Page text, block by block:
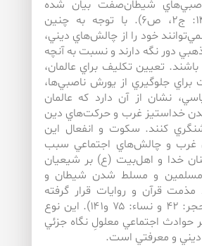
شيطان‌صفت بيان شده
است (مجلسي، ۱۴۰۳: ج۲، ص۶). با توجه به چنين
خود را از چالش‌هاي ديني،
دور نگه دارند و نسبت به آنچه
تعيين تكليف براي عالمان،
جلوگيري از يورش ناصبي‌ها،
نشان از آن دارد كه عالمان
خداستيز غرب و حركت‌هاي دين
كنند. سكوت و انفعال اين
غرب و چالش‌هاي اجتماعي سبب
خدا و اهل‌بيت (ع) بر شيعيان
مسلمين و مسلط شدن شيطان و
مذمت قرآن و روايات قرار گرفته
است (ابراهيم: ۲۲؛ حجر: ۴۲ و نساء: ۷۵ و۱۴۱). اين نوع
حوادث اجتماعي معلولِ نگاه جزئي
ديني و معرفتي است.